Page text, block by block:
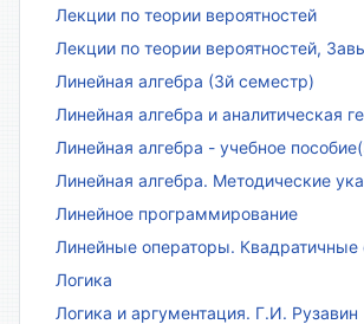
Лекции по теории вероятностей
Лекции по теории вероятностей,
Линейная алгебра (3й семестр)
Линейная алгебра и аналитическая
Линейная алгебра - учебное
Линейная алгебра. Методические
Линейное программирование
Линейные операторы.
Логика
Логика и аргументация. Г.И. Рузавин